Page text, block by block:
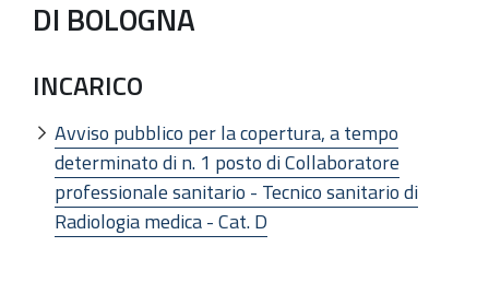
DI BOLOGNA
INCARICO
Avviso pubblico per la copertura, a tempo
determinato di n. 1 posto di Collaboratore
professionale sanitario - Tecnico sanitario di
Radiologia medica - Cat. D